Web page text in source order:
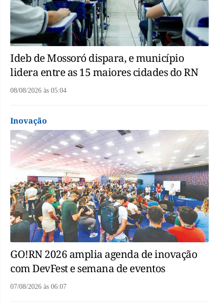
Ideb de Mossoró dispara, e município
lidera entre as 15 maiores cidades do RN
08/08/2026 às 05:04
Inovação
GO!RN 2026 amplia agenda de inovação
com DevFest e semana de eventos
07/08/2026 às 06:07